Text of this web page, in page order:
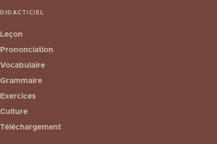
DIDACTICIEL
Leçon
Prononciation
Vocabulaire
Grammaire
Exercices
Culture
Téléchargement